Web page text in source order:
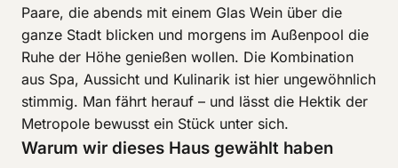
Paare, die abends mit einem Glas Wein über die
ganze Stadt blicken und morgens im Außenpool die
Ruhe der Höhe genießen wollen. Die Kombination
aus Spa, Aussicht und Kulinarik ist hier ungewöhnlich
stimmig. Man fährt herauf – und lässt die Hektik der
Metropole bewusst ein Stück unter sich.
Warum wir dieses Haus gewählt haben